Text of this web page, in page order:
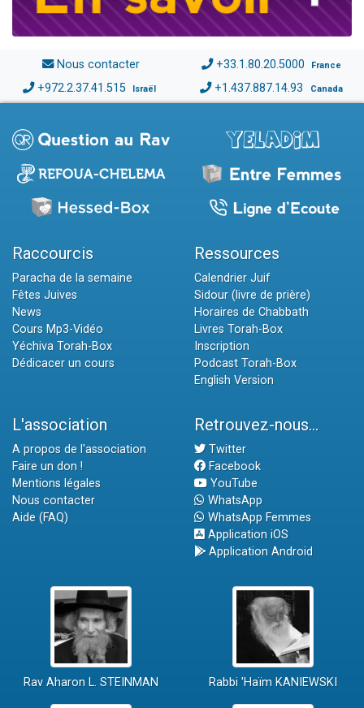
Nous contacter +33.1.80.20.5000 France
+972.2.37.41.515 Israël +1.437.887.14.93 Canada
Raccourcis
Paracha de la semaine
Fêtes Juives
News
Cours Mp3-Vidéo
Yéchiva Torah-Box
Dédicacer un cours
Ressources
Calendrier Juif
Sidour (livre de prière)
Horaires de Chabbath
Livres Torah-Box
Inscription
Podcast Torah-Box
English Version
L'association
A propos de l'association
Faire un don !
Mentions légales
Nous contacter
Aide (FAQ)
Retrouvez-nous...
Twitter
Facebook
YouTube
WhatsApp
WhatsApp Femmes
Application iOS
Application Android
Rav Aharon L. STEINMAN Rabbi 'Haïm KANIEWSKI